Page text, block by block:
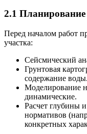
2.1
Перед началом работ
участка:
Сейсмический
Грунтовая
содержание воды.
Моделирование
динамические.
Расчет глубины
нормативов
конкретных